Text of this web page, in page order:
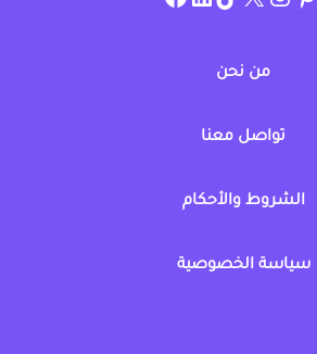
من نحن
تواصل معنا
الشروط والأحكام
سياسة الخصوصية